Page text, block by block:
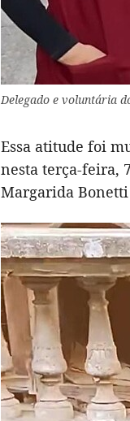
Delegado e voluntária
Essa atitude foi
nesta terça-feira,
Margarida